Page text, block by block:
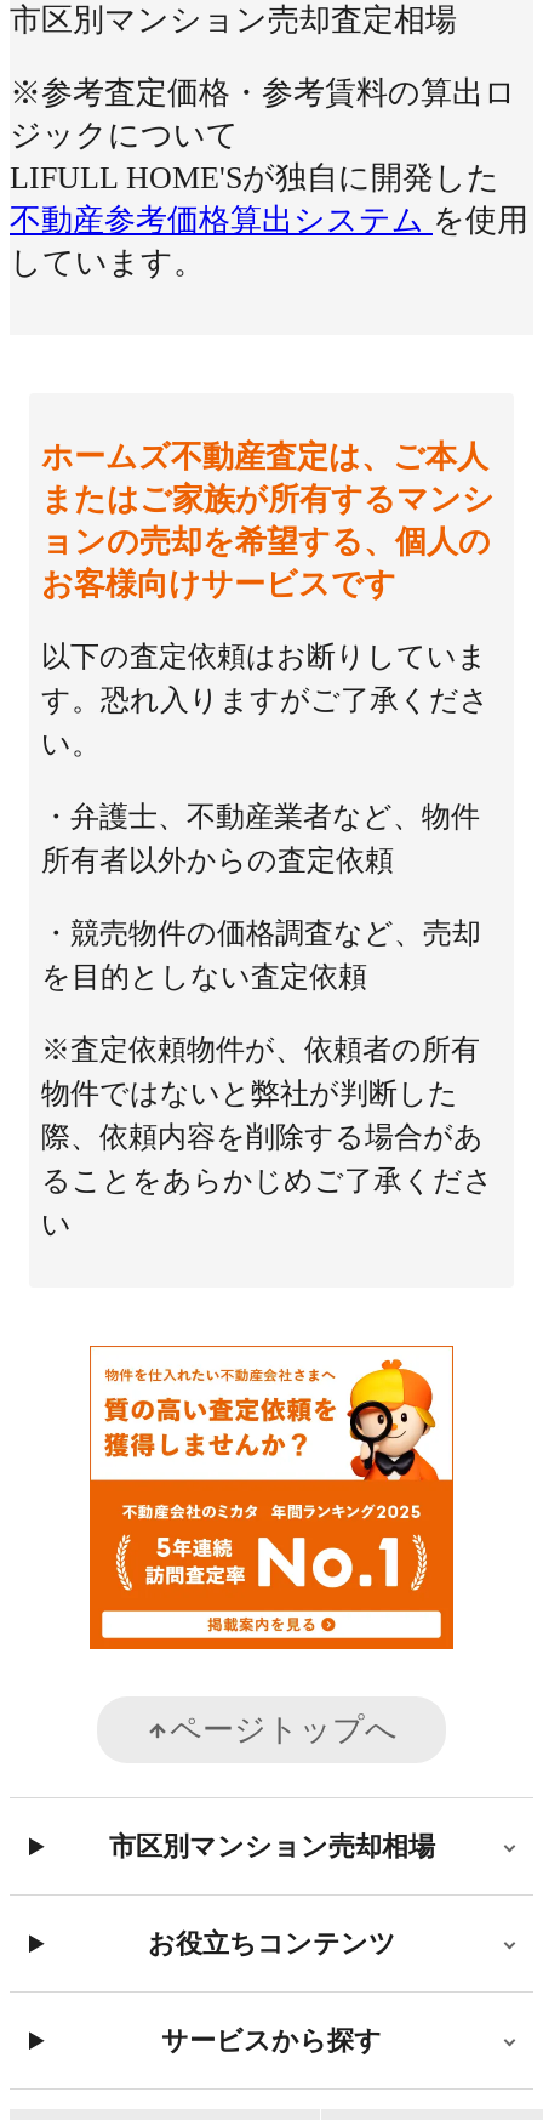
市区別マンション売却査定相場
※参考査定価格・参考賃料の算出ロ
ジックについて
LIFULL HOME'Sが独自に開発した
不動産参考価格算出システム を使用
しています。
ホームズ不動産査定は、ご本人
またはご家族が所有するマンシ
ョンの売却を希望する、個人の
お客様向けサービスです
以下の査定依頼はお断りしていま
す。恐れ入りますがご了承くださ
い。
・弁護士、不動産業者など、物件
所有者以外からの査定依頼
・競売物件の価格調査など、売却
を目的としない査定依頼
※査定依頼物件が、依頼者の所有
物件ではないと弊社が判断した
際、依頼内容を削除する場合があ
ることをあらかじめご了承くださ
い
ページトップへ
市区別マンション売却相場
お役立ちコンテンツ
サービスから探す